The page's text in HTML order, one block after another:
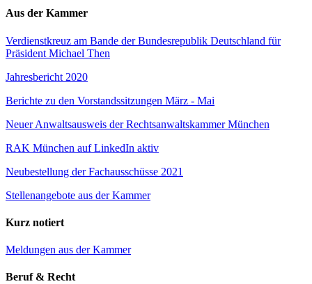
Aus der Kammer
Verdienstkreuz am Bande der Bundesrepublik Deutschland für
Präsident Michael Then
Jahresbericht 2020
Berichte zu den Vorstandssitzungen März - Mai
Neuer Anwaltsausweis der Rechtsanwaltskammer München
RAK München auf LinkedIn aktiv
Neubestellung der Fachausschüsse 2021
Stellenangebote aus der Kammer
Kurz notiert
Meldungen aus der Kammer
Beruf & Recht